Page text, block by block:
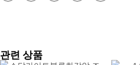
관련 상품